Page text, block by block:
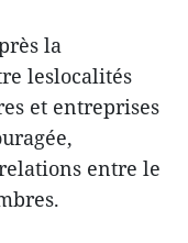
la
leslocalités
et entreprises
entre le